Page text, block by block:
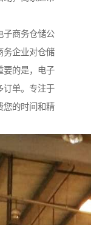
子商务仓储公
务企业对仓储
要的是，电子
订单。专注于
您的时间和精